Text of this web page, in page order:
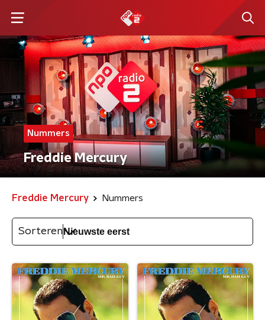
Nummers
Freddie Mercury
Freddie Mercury Nummers
Sorteren